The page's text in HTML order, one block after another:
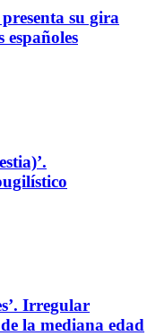
su gira
Irregular
la mediana edad